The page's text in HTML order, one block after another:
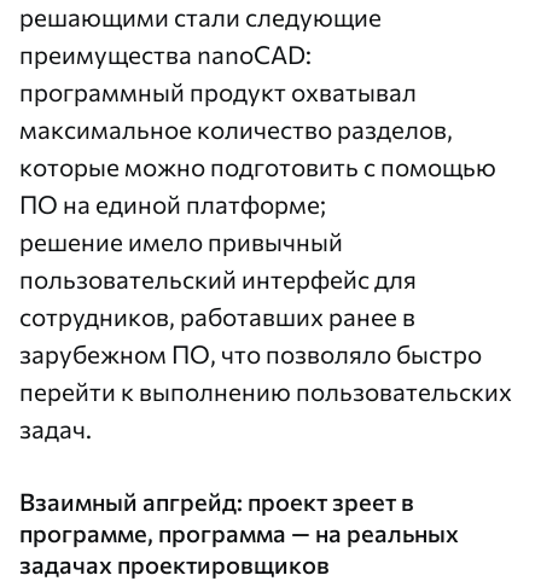
решающими стали следующие
преимущества nanoCAD:
программный продукт охватывал
максимальное количество разделов,
которые можно подготовить с помощью
ПО на единой платформе;
решение имело привычный
пользовательский интерфейс для
сотрудников, работавших ранее в
зарубежном ПО, что позволяло быстро
перейти к выполнению пользовательских
задач.
Взаимный апгрейд: проект зреет в
программе, программа — на реальных
задачах проектировщиков